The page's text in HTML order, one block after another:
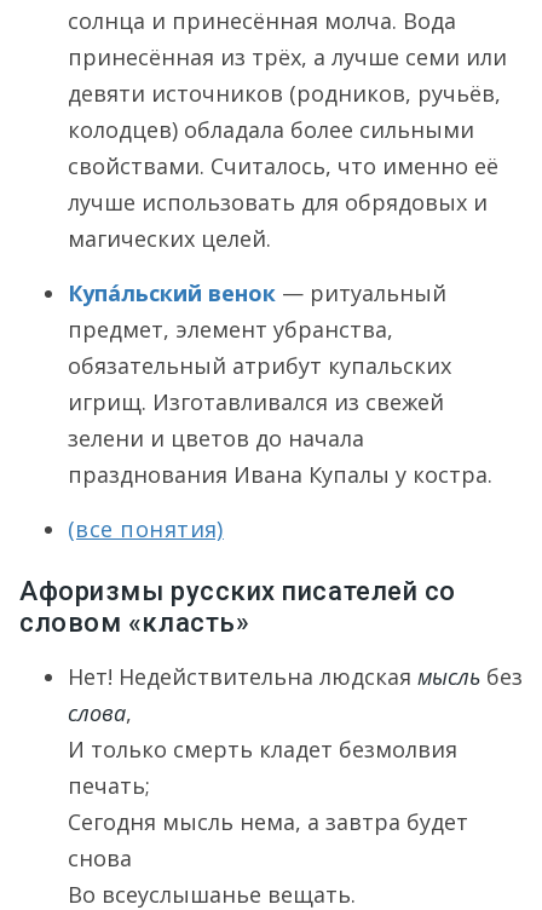
солнца и принесённая молча. Вода
принесённая из трёх, а лучше семи или
девяти источников (родников, ручьёв,
колодцев) обладала более сильными
свойствами. Считалось, что именно её
лучше использовать для обрядовых и
магических целей.
Купа́льский венок — ритуальный
предмет, элемент убранства,
обязательный атрибут купальских
игрищ. Изготавливался из свежей
зелени и цветов до начала
празднования Ивана Купалы у костра.
(все понятия)
Афоризмы русских писателей со
словом «класть»
Нет! Недействительна людская мысль без
слова,
И только смерть кладет безмолвия
печать;
Сегодня мысль нема, а завтра будет
снова
Во всеуслышанье вещать.